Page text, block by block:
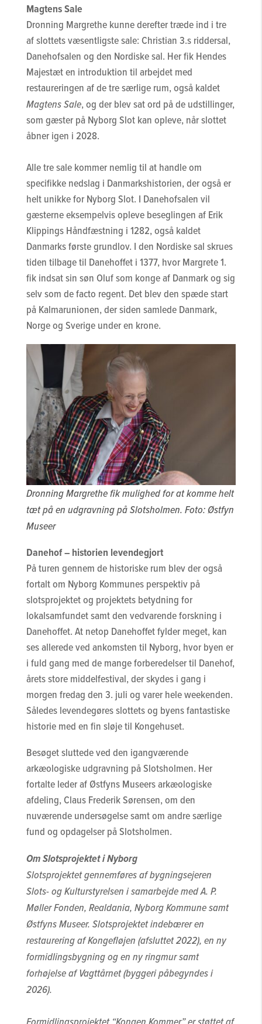
Magtens Sale
Dronning Margrethe kunne derefter træde ind i tre
af slottets væsentligste sale: Christian 3.s riddersal,
Danehofsalen og den Nordiske sal. Her fik Hendes
Majestæt en introduktion til arbejdet med
restaureringen af de tre særlige rum, også kaldet
Magtens Sale, og der blev sat ord på de udstillinger,
som gæster på Nyborg Slot kan opleve, når slottet
åbner igen i 2028.
Alle tre sale kommer nemlig til at handle om
specifikke nedslag i Danmarkshistorien, der også er
helt unikke for Nyborg Slot. I Danehofsalen vil
gæsterne eksempelvis opleve beseglingen af Erik
Klippings Håndfæstning i 1282, også kaldet
Danmarks første grundlov. I den Nordiske sal skrues
tiden tilbage til Danehoffet i 1377, hvor Margrete 1.
fik indsat sin søn Oluf som konge af Danmark og sig
selv som de facto regent. Det blev den spæde start
på Kalmarunionen, der siden samlede Danmark,
Norge og Sverige under en krone.
Dronning Margrethe fik mulighed for at komme helt
tæt på en udgravning på Slotsholmen. Foto: Østfyn
Museer
Danehof – historien levendegjort
På turen gennem de historiske rum blev der også
fortalt om Nyborg Kommunes perspektiv på
slotsprojektet og projektets betydning for
lokalsamfundet samt den vedvarende forskning i
Danehoffet. At netop Danehoffet fylder meget, kan
ses allerede ved ankomsten til Nyborg, hvor byen er
i fuld gang med de mange forberedelser til Danehof,
årets store middelfestival, der skydes i gang i
morgen fredag den 3. juli og varer hele weekenden.
Således levendegøres slottets og byens fantastiske
historie med en fin sløje til Kongehuset.
Besøget sluttede ved den igangværende
arkæologiske udgravning på Slotsholmen. Her
fortalte leder af Østfyns Museers arkæologiske
afdeling, Claus Frederik Sørensen, om den
nuværende undersøgelse samt om andre særlige
fund og opdagelser på Slotsholmen.
Om Slotsprojektet i Nyborg
Slotsprojektet gennemføres af bygningsejeren
Slots- og Kulturstyrelsen i samarbejde med A. P.
Møller Fonden, Realdania, Nyborg Kommune samt
Østfyns Museer. Slotsprojektet indebærer en
restaurering af Kongefløjen (afsluttet 2022), en ny
formidlingsbygning og en ny ringmur samt
forhøjelse af Vagttårnet (byggeri påbegyndes i
2026).